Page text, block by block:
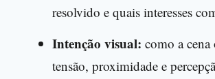
resolvido e quais interesses
Intenção visual: como a cena
tensão, proximidade e